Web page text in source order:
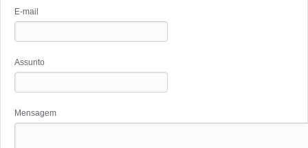
E-mail
Assunto
Mensagem